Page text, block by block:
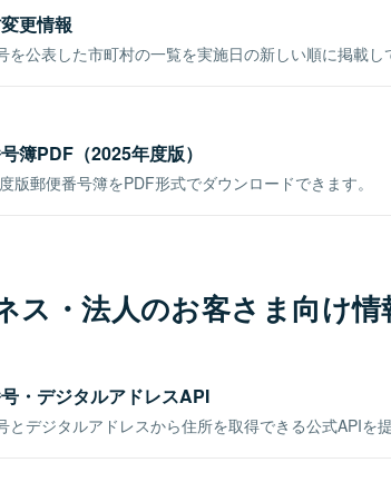
更情報
を公表した市町村の一覧を実施日の新しい順に掲載し
簿PDF（2025年度版）
版郵便番号簿をPDF形式でダウンロードできます。
ス・法人のお客さま向け情
・デジタルアドレスAPI
とデジタルアドレスから住所を取得できる公式APIを提